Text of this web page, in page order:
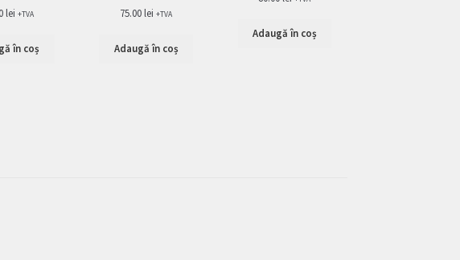
lei +TVA
în coș
75.00lei +TVA
Adaugă în coș
Adaugă în coș